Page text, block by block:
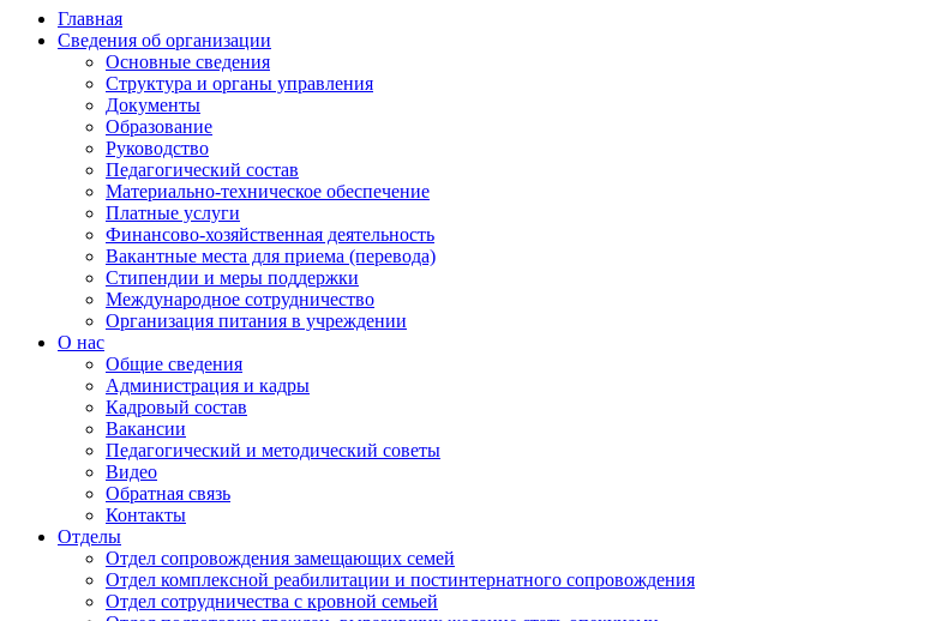
Главная
Сведения об организации
Основные сведения
Структура и органы управления
Документы
Образование
Руководство
Педагогический состав
Материально-техническое обеспечение
Платные услуги
Финансово-хозяйственная деятельность
Вакантные места для приема (перевода)
Стипендии и меры поддержки
Международное сотрудничество
Организация питания в учреждении
О нас
Общие сведения
Администрация и кадры
Кадровый состав
Вакансии
Педагогический и методический советы
Видео
Обратная связь
Контакты
Отделы
Отдел сопровождения замещающих семей
Отдел комплексной реабилитации и постинтернатного сопровождения
Отдел сотрудничества с кровной семьей